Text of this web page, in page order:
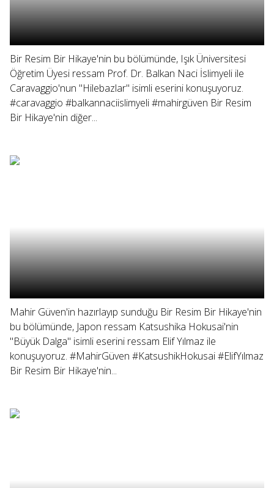
Bir Resim Bir Hikaye'nin bu bölümünde, Işık Üniversitesi
Öğretim Üyesi ressam Prof. Dr. Balkan Naci İslimyeli ile
Caravaggio'nun "Hilebazlar" isimli eserini konuşuyoruz.
#caravaggio #balkannaciislimyeli #mahirgüven Bir Resim
Bir Hikaye'nin diğer...
Mahir Güven'in hazırlayıp sunduğu Bir Resim Bir Hikaye'nin
bu bölümünde, Japon ressam Katsushika Hokusai'nin
"Büyük Dalga" isimli eserini ressam Elif Yılmaz ile
konuşuyoruz. #MahirGüven #KatsushikHokusai #ElifYılmaz
Bir Resim Bir Hikaye'nin...